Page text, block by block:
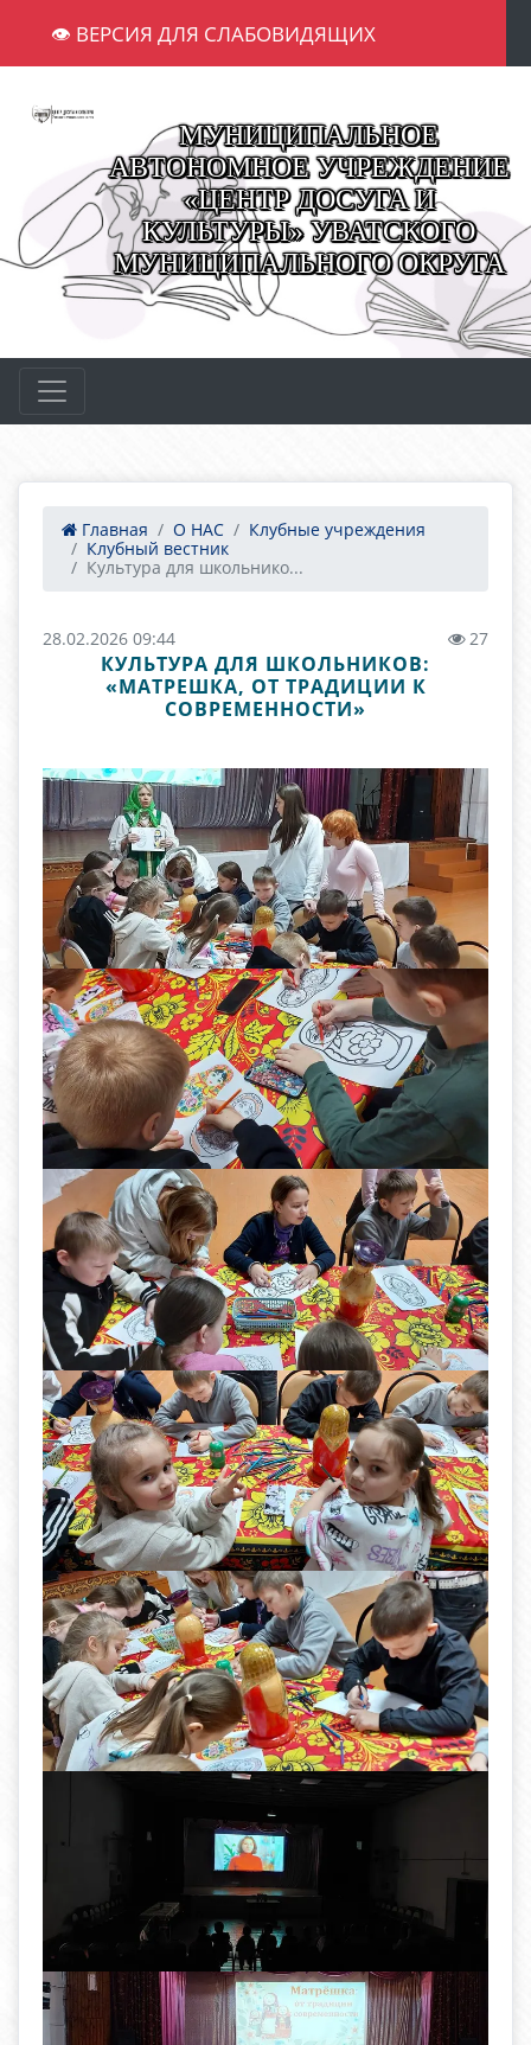
👁 ВЕРСИЯ ДЛЯ СЛАБОВИДЯЩИХ
МУНИЦИПАЛЬНОЕ
АВТОНОМНОЕ УЧРЕЖДЕНИЕ
«ЦЕНТР ДОСУГА И
КУЛЬТУРЫ» УВАТСКОГО
МУНИЦИПАЛЬНОГО ОКРУГА
Главная О НАС
Клубные учреждения
Клубный вестник
Культура для школьнико...
28.02.2026 09:44 27
КУЛЬТУРА ДЛЯ ШКОЛЬНИКОВ:
«МАТРЕШКА, ОТ ТРАДИЦИИ К
СОВРЕМЕННОСТИ»